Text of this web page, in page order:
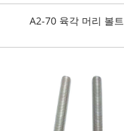
A2-70 육각 머리 볼트